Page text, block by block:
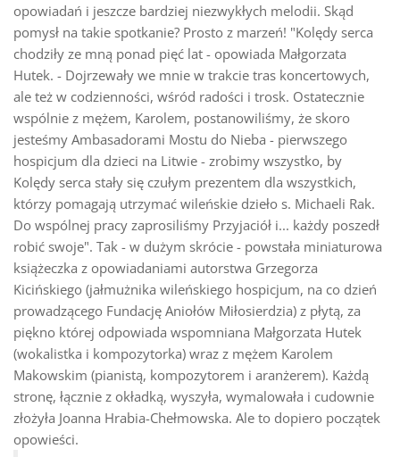
opowiadań i jeszcze bardziej niezwykłych melodii. Skąd
pomysł na takie spotkanie? Prosto z marzeń! "Kolędy serca
chodziły ze mną ponad pięć lat - opowiada Małgorzata
Hutek. - Dojrzewały we mnie w trakcie tras koncertowych,
ale też w codzienności, wśród radości i trosk. Ostatecznie
wspólnie z mężem, Karolem, postanowiliśmy, że skoro
jesteśmy Ambasadorami Mostu do Nieba - pierwszego
hospicjum dla dzieci na Litwie - zrobimy wszystko, by
Kolędy serca stały się czułym prezentem dla wszystkich,
którzy pomagają utrzymać wileńskie dzieło s. Michaeli Rak.
Do wspólnej pracy zaprosiliśmy Przyjaciół i... każdy poszedł
robić swoje". Tak - w dużym skrócie - powstała miniaturowa
książeczka z opowiadaniami autorstwa Grzegorza
Kicińskiego (jałmużnika wileńskiego hospicjum, na co dzień
prowadzącego Fundację Aniołów Miłosierdzia) z płytą, za
piękno której odpowiada wspomniana Małgorzata Hutek
(wokalistka i kompozytorka) wraz z mężem Karolem
Makowskim (pianistą, kompozytorem i aranżerem). Każdą
stronę, łącznie z okładką, wyszyła, wymalowała i cudownie
złożyła Joanna Hrabia-Chełmowska. Ale to dopiero początek
opowieści.